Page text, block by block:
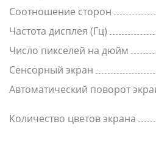
Соотношение сторон
Частота дисплея (Гц)
Число пикселей на дюйм
Сенсорный экран
Автоматический поворот
Количество цветов экрана